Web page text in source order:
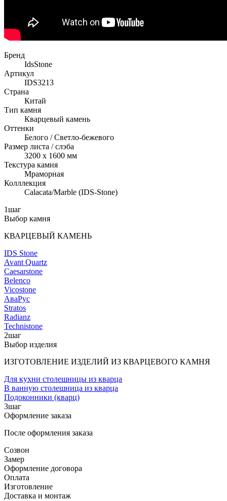
Бренд
IdsStone
Артикул
IDS3213
Страна
Китай
Тип камня
Кварцевый камень
Оттенки
Белого / Светло-бежевого
Размер листа / слэба
3200 x 1600 мм
Текстура камня
Мраморная
Колллекция
Calacata/Marble (IDS-Stone)
1шаг
Выбор камня
КВАРЦЕВЫЙ КАМЕНЬ
IDS Stone
Avant Quartz
Caesarstone
Belenco
Vicostone
АваРус
Stratos
Radianz
Technistone
2шаг
Выбор изделия
ИЗГОТОВЛЕНИЕ ИЗДЕЛИЙ ИЗ КВАРЦЕВОГО КАМНЯ
Для кухни столешницы из кварца
В ванную столешница из кварца
Подоконники (кварц)
3шаг
Оформление заказа
После оформления заказа
Созвон
Замер
Оформление договора
Оплата
Изготовление
Доставка и монтаж